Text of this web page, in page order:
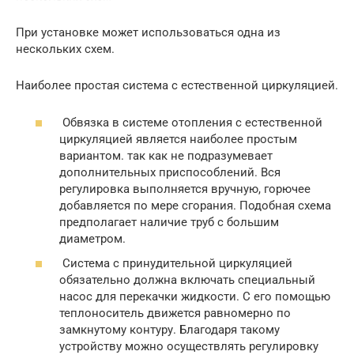
При установке может использоваться одна из
нескольких схем.
Наиболее простая система с естественной циркуляцией.
Обвязка в системе отопления с естественной
циркуляцией является наиболее простым
вариантом. так как не подразумевает
дополнительных приспособлений. Вся
регулировка выполняется вручную, горючее
добавляется по мере сгорания. Подобная схема
предполагает наличие труб с большим
диаметром.
Система с принудительной циркуляцией
обязательно должна включать специальный
насос для перекачки жидкости. С его помощью
теплоноситель движется равномерно по
замкнутому контуру. Благодаря такому
устройству можно осуществлять регулировку